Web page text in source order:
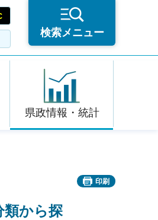
検索メニュー
県政情報・統計
印刷
類から探